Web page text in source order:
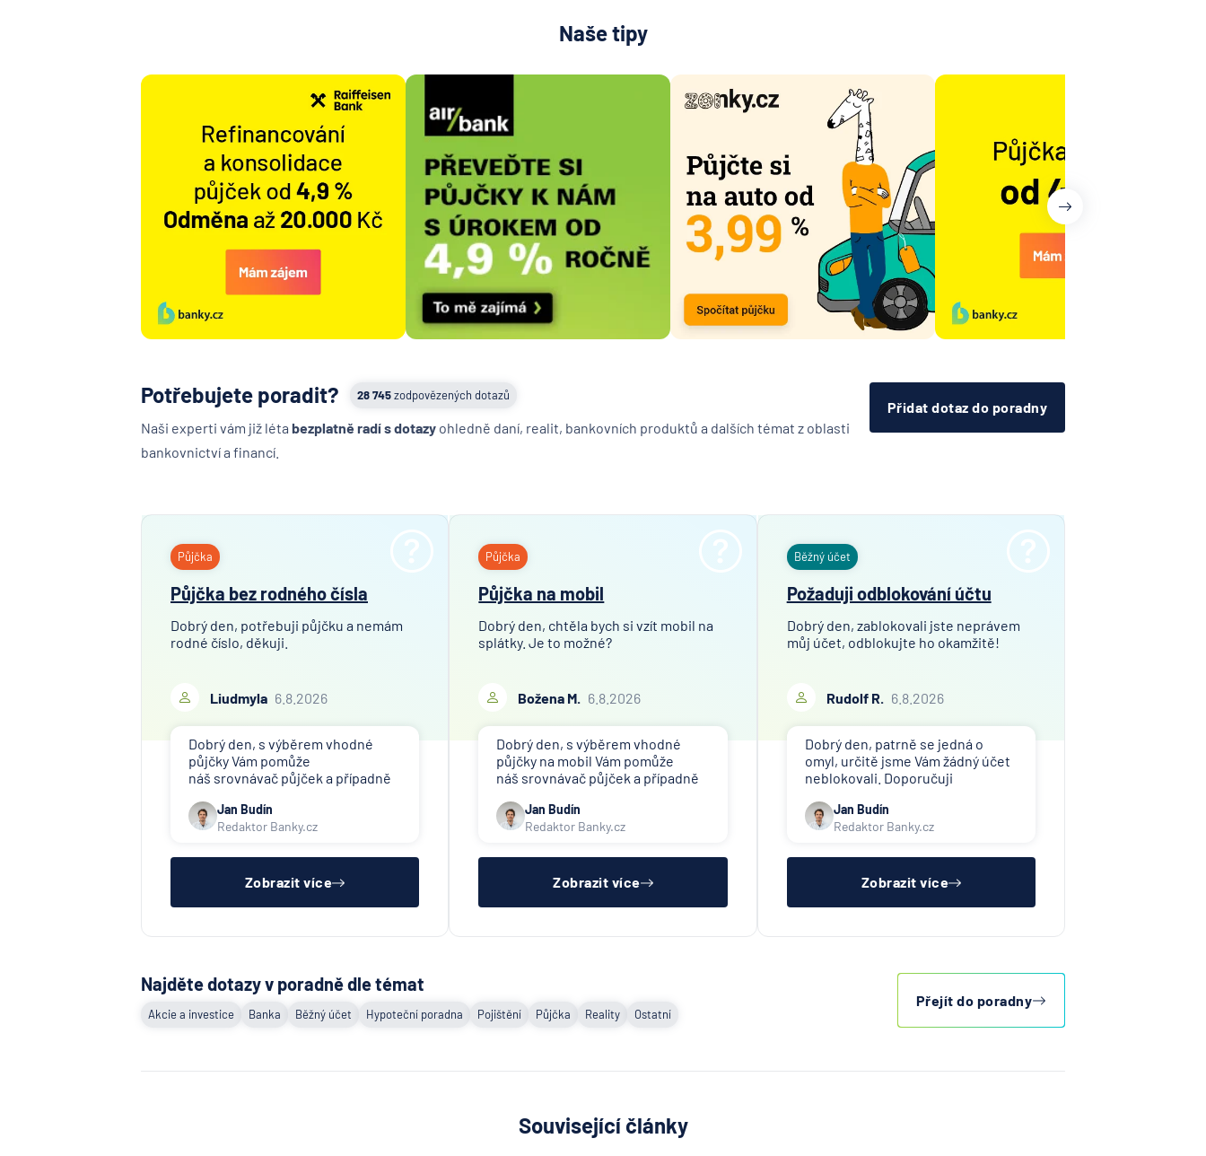
Stavební
spořitelna
spořitelny
UniCredit
Bank
Naše tipy
28 745zodpovězených dotazů
Potřebujete poradit?
Naši experti vám již léta bezplatně radí s dotazy ohledně daní, realit, bankovních produktů a dalších témat z oblasti
bankovnictví a financí.
Přidat dotaz do poradny
Půjčka
Půjčka bez rodného čísla
Dobrý den, potřebuji půjčku a nemám
rodné číslo, děkuji.
Liudmyla 6.8.2026
Dobrý den, s výběrem vhodné
půjčky Vám pomůže
náš srovnávač půjček a případně
půjček. Pro získání půjčky je třeba
mít dostatečný příjem, nebýt ve
čistý registr dlužník a ideálně mít
Jan Budín
Redaktor Banky.cz
Zobrazit více
Půjčka
Půjčka na mobil
Dobrý den, chtěla bych si vzít mobil na
splátky. Je to možné?
Božena M. 6.8.2026
Dobrý den, s výběrem vhodné
půjčky na mobil Vám pomůže
náš srovnávač půjček a případně
půjček. Pro získání půjčky (nebo
nákupu na splátky) je třeba mít
zkušební ani výpovědní lhůtě, mít
Jan Budín
Redaktor Banky.cz
Zobrazit více
Běžný účet
Požaduji odblokování účtu
Dobrý den, zablokovali jste neprávem
můj účet, odblokujte ho okamžitě!
Rudolf R. 6.8.2026
Dobrý den, patrně se jedná o
omyl, určitě jsme Vám žádný účet
neblokovali. Doporučuji
zablokoval (exekutor, banka atd.).
Jan Budín
Redaktor Banky.cz
Zobrazit více
Najděte dotazy v poradně dle témat
Akcie a investice Banka Běžný účet Hypoteční poradna Pojištění Půjčka Reality Ostatní
Přejít do poradny
Související články